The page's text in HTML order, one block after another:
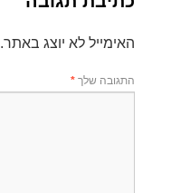
האימייל לא יוצג באתר.
התגובה שלך *